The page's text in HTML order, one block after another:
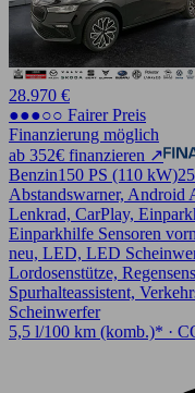
28.970 €
●●●○○ Fairer Preis
Finanzierung möglich
ab 352€ finanzieren ↗
Benzin150 PS (110 kW)
Abstandswarner, Android
Lenkrad, CarPlay,
Einparkhilfe Sensoren
neu, LED, LED
Lordosenstütze,
Spurhalteassistent,
Scheinwerfer
5,5 l/100 km (komb.)* ·